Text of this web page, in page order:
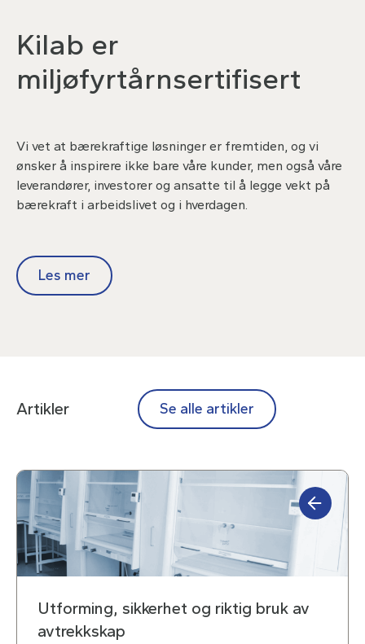
Kilab er
miljøfyrtårnsertifisert
Vi vet at bærekraftige løsninger er fremtiden, og vi
ønsker å inspirere ikke bare våre kunder, men også våre
leverandører, investorer og ansatte til å legge vekt på
bærekraft i arbeidslivet og i hverdagen.
Les mer
Artikler Se alle artikler
Utforming, sikkerhet og riktig bruk av
avtrekkskap